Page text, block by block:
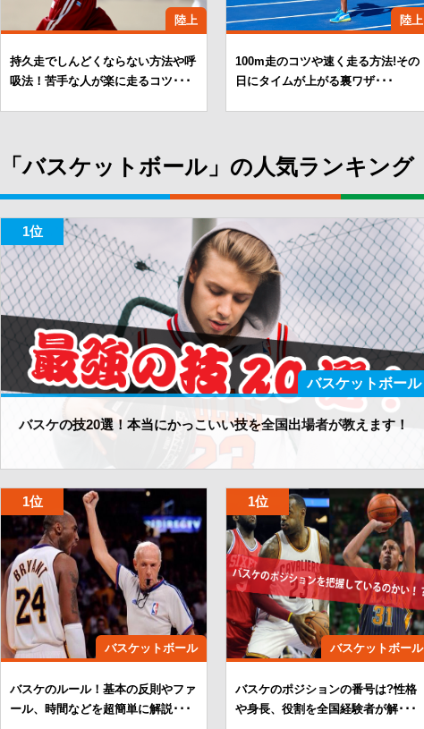
陸上
持久走でしんどくならない方法や呼
吸法！苦手な人が楽に走るコツ･･･
陸上
100m走のコツや速く走る方法!その
日にタイムが上がる裏ワザ･･･
「バスケットボール」の人気ランキング
バスケットボール
バスケの技20選！本当にかっこいい技を全国出場者が教えます！
バスケットボール
バスケのルール！基本の反則やファ
ール、時間などを超簡単に解説･･･
バスケットボール
バスケのポジションの番号は?性格
や身長、役割を全国経験者が解･･･